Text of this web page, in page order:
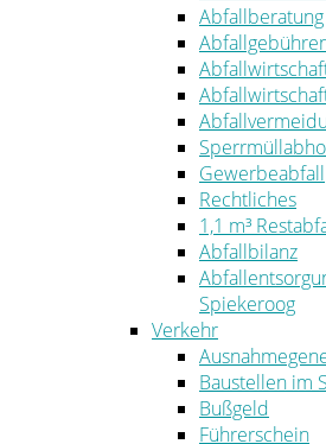
Abfallberatung
Gewerbeabfall
Rechtliches
1,1 m³
Abfallbilanz
Spiekeroog
Verkehr
Baustellen im
Bußgeld
Führerschein